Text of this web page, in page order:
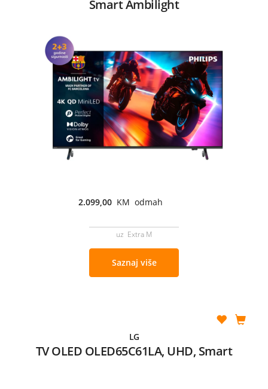
Smart Ambilight
2.099,00 KM odmah
uz Extra M
Saznaj više
LG
TV OLED OLED65C61LA, UHD, Smart